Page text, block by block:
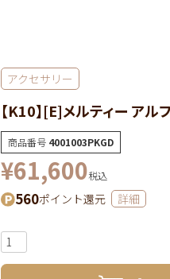
アクセサリー
【K10】[E]メルティー アル
商品番号 4001003PKGD
¥61,600税込
560ポイント還元 詳細